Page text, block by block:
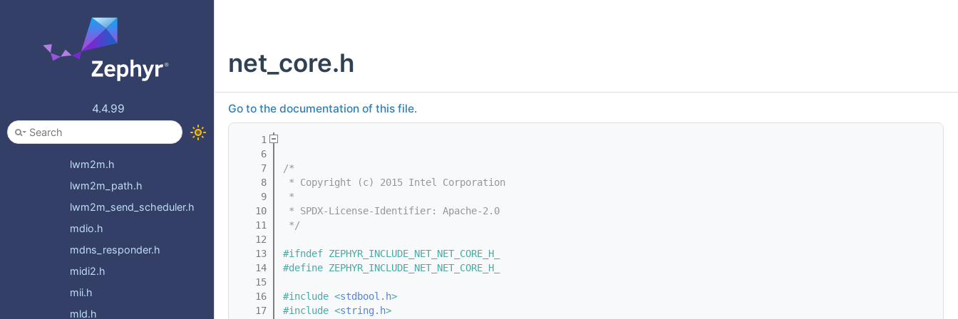
4.4.99
ieee802154_radio_openthread.h
igmp.h
ipv4_autoconf.h
ipv4_nat.h
lldp.h
loopback.h
lwm2m.h
lwm2m_path.h
lwm2m_send_scheduler.h
mdio.h
mdns_responder.h
midi2.h
mii.h
mld.h
net_core.h
Go to the documentation of this file.
    1
    6
    7
/*
    8
* Copyright (c) 2015 Intel Corporation
    9
*
   10
* SPDX-License-Identifier: Apache-2.0
   11
*/
   12
   13
#ifndef ZEPHYR_INCLUDE_NET_NET_CORE_H_
   14
#define ZEPHYR_INCLUDE_NET_NET_CORE_H_
   15
   16
#include <stdbool.h>
   17
#include <string.h>